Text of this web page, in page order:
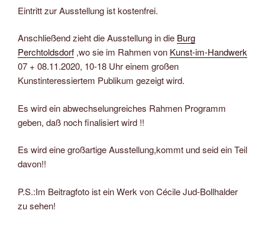
Eintritt zur Ausstellung ist kostenfrei.
Anschließend zieht die Ausstellung in die Burg
Perchtoldsdorf ,wo sie im Rahmen von Kunst-im-Handwerk
07 + 08.11.2020, 10-18 Uhr einem großen
Kunstinteressiertem Publikum gezeigt wird.
Es wird ein abwechselungreiches Rahmen Programm
geben, daß noch finalisiert wird !!
Es wird eine großartige Ausstellung,kommt und seid ein Teil
davon!!
P.S.:Im Beitragfoto ist ein Werk von Cécile Jud-Bollhalder
zu sehen!